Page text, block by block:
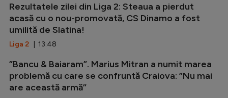
Rezultatele zilei din Liga 2: Steaua a pierdut
acasă cu o nou-promovată, CS Dinamo a fost
umilită de Slatina!
Liga 2 | 13:48
”Bancu & Baiaram”. Marius Mitran a numit marea
problemă cu care se confruntă Craiova: ”Nu mai
are această armă”